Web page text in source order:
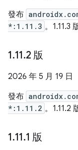
發布
*:1.11.3 。1.11.3
1.11.2 版
2026 年 5 月 19 日
發布
*:1.11.2 。1.11.2
1.11.1 版